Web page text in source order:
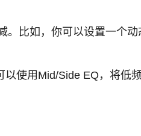
。比如，你可以设置一个
使用Mid/Side EQ，将低